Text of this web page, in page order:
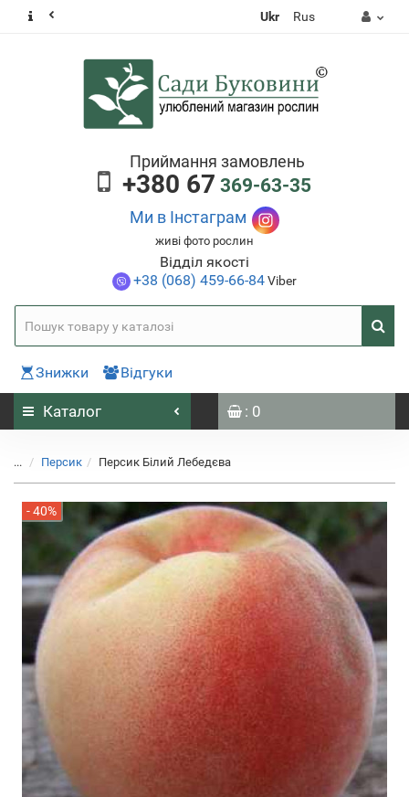
Ukr Rus
Приймання замовлень
+380 67 369-63-35
Ми в Інстаграм
живі фото рослин
Відділ якості
+38 (068) 459-66-84Viber
Знижки Відгуки
Каталог : 0
... Персик Персик Білий Лебедєва
- 40%